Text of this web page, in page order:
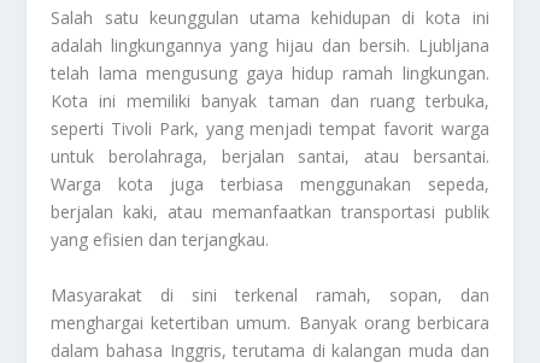
Salah satu keunggulan utama kehidupan di kota ini
adalah lingkungannya yang hijau dan bersih. Ljubljana
telah lama mengusung gaya hidup ramah lingkungan.
Kota ini memiliki banyak taman dan ruang terbuka,
seperti Tivoli Park, yang menjadi tempat favorit warga
untuk berolahraga, berjalan santai, atau bersantai.
Warga kota juga terbiasa menggunakan sepeda,
berjalan kaki, atau memanfaatkan transportasi publik
yang efisien dan terjangkau.
Masyarakat di sini terkenal ramah, sopan, dan
menghargai ketertiban umum. Banyak orang berbicara
dalam bahasa Inggris, terutama di kalangan muda dan